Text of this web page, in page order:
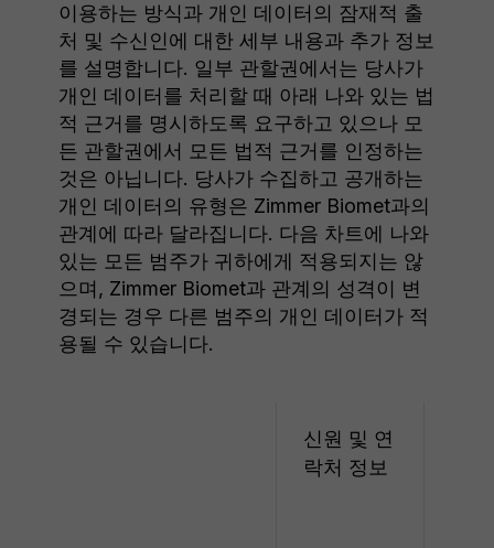
이용하는 방식과 개인 데이터의 잠재적 출
처 및 수신인에 대한 세부 내용과 추가 정보
를 설명합니다. 일부 관할권에서는 당사가
개인 데이터를 처리할 때 아래 나와 있는 법
적 근거를 명시하도록 요구하고 있으나 모
든 관할권에서 모든 법적 근거를 인정하는
것은 아닙니다. 당사가 수집하고 공개하는
개인 데이터의 유형은 Zimmer Biomet과의
관계에 따라 달라집니다. 다음 차트에 나와
있는 모든 범주가 귀하에게 적용되지는 않
으며, Zimmer Biomet과 관계의 성격이 변
경되는 경우 다른 범주의 개인 데이터가 적
용될 수 있습니다.
신원 및 연
락처 정보